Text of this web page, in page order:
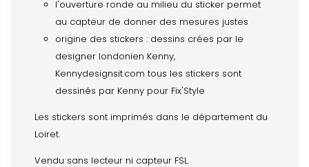
l'ouverture ronde au milieu du sticker permet
au capteur de donner des mesures justes
origine des stickers : dessins crées par le
designer londonien Kenny,
Kennydesignsit.com tous les stickers sont
dessinés par Kenny pour Fix'Style
Les stickers sont imprimés dans le département du
Loiret.
Vendu sans lecteur ni capteur FSL.